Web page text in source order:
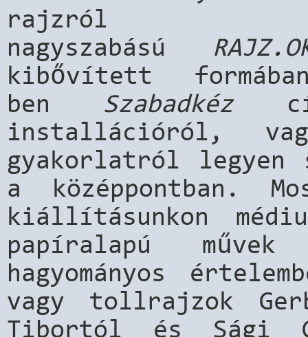
nagyszabású
kibővített
ben Szabadkéz
installációról,
gyakorlatról
a középpontban.
kiállításunkon
papíralapú
hagyományos
vagy tollrajzok
Tibortól és Sági